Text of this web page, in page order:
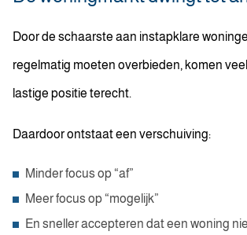
Door de schaarste aan instapklare
regelmatig moeten overbieden, komen
lastige positie terecht.
Daardoor ontstaat een verschuiving:
Minder focus op “af”
Meer focus op “mogelijk”
En sneller accepteren dat een woning